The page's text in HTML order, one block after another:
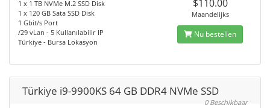
1 x 1 TB NVMe M.2 SSD Disk
1 x 120 GB Sata SSD Disk
1 Gbit/s Port
/29 vLan - 5 Kullanılabilir IP
Türkiye - Bursa Lokasyon
$110.00
Maandelijks
Nu bestellen
Türkiye i9-9900KS 64 GB DDR4 NVMe SSD
0 Beschikbaar